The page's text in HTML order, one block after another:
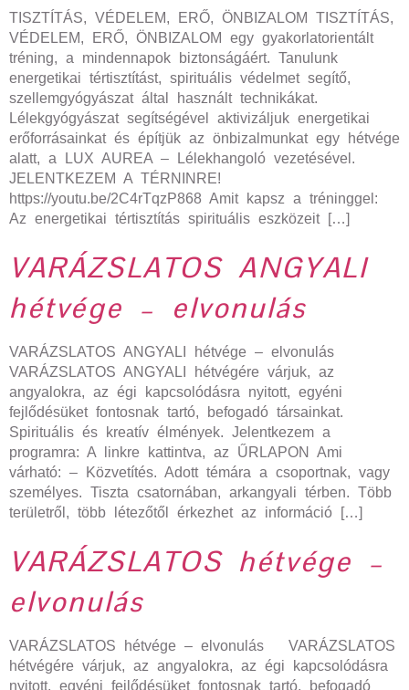
TISZTÍTÁS, VÉDELEM, ERŐ, ÖNBIZALOM TISZTÍTÁS,
VÉDELEM, ERŐ, ÖNBIZALOM egy gyakorlatorientált
tréning, a mindennapok biztonságáért. Tanulunk
energetikai tértisztítást, spirituális védelmet segítő,
szellemgyógyászat által használt technikákat.
Lélekgyógyászat segítségével aktivizáljuk energetikai
erőforrásainkat és építjük az önbizalmunkat egy hétvége
alatt, a LUX AUREA – Lélekhangoló vezetésével.
JELENTKEZEM A TÉRNINRE!
https://youtu.be/2C4rTqzP868 Amit kapsz a tréninggel:
Az energetikai tértisztítás spirituális eszközeit […]
VARÁZSLATOS ANGYALI
hétvége – elvonulás
VARÁZSLATOS ANGYALI hétvége – elvonulás
VARÁZSLATOS ANGYALI hétvégére várjuk, az
angyalokra, az égi kapcsolódásra nyitott, egyéni
fejlődésüket fontosnak tartó, befogadó társainkat.
Spirituális és kreatív élmények. Jelentkezem a
programra: A linkre kattintva, az ŰRLAPON Ami
várható: – Közvetítés. Adott témára a csoportnak, vagy
személyes. Tiszta csatornában, arkangyali térben. Több
területről, több létezőtől érkezhet az információ […]
VARÁZSLATOS hétvége –
elvonulás
VARÁZSLATOS hétvége – elvonulás VARÁZSLATOS
hétvégére várjuk, az angyalokra, az égi kapcsolódásra
nyitott, egyéni fejlődésüket fontosnak tartó, befogadó